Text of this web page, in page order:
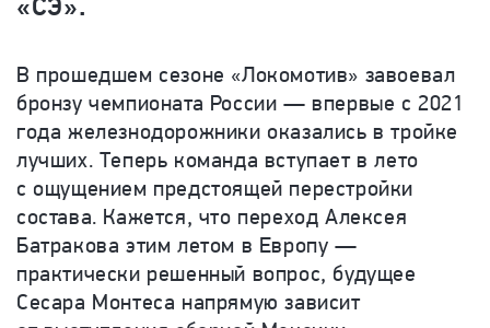
В прошедшем сезоне «Локомотив» завоевал
бронзу чемпионата России — впервые с 2021
года железнодорожники оказались в тройке
лучших. Теперь команда вступает в лето
с ощущением предстоящей перестройки
состава. Кажется, что переход Алексея
Батракова этим летом в Европу —
практически решенный вопрос, будущее
Сесара Монтеса напрямую зависит